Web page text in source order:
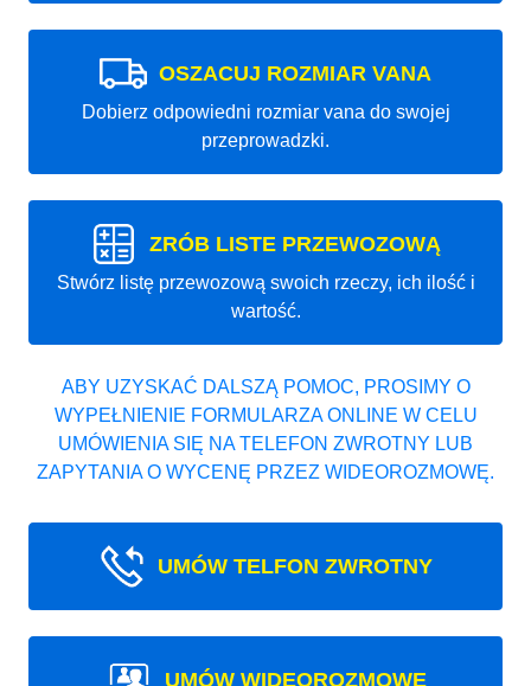
OSZACUJ ROZMIAR VANA
Dobierz odpowiedni rozmiar vana do swojej
przeprowadzki.
ZRÓB LISTE PRZEWOZOWĄ
Stwórz listę przewozową swoich rzeczy, ich ilość i
wartość.
ABY UZYSKAĆ DALSZĄ POMOC, PROSIMY O
WYPEŁNIENIE FORMULARZA ONLINE W CELU
UMÓWIENIA SIĘ NA TELEFON ZWROTNY LUB
ZAPYTANIA O WYCENĘ PRZEZ WIDEOROZMOWĘ.
UMÓW TELFON ZWROTNY
UMÓW WIDEOROZMOWE